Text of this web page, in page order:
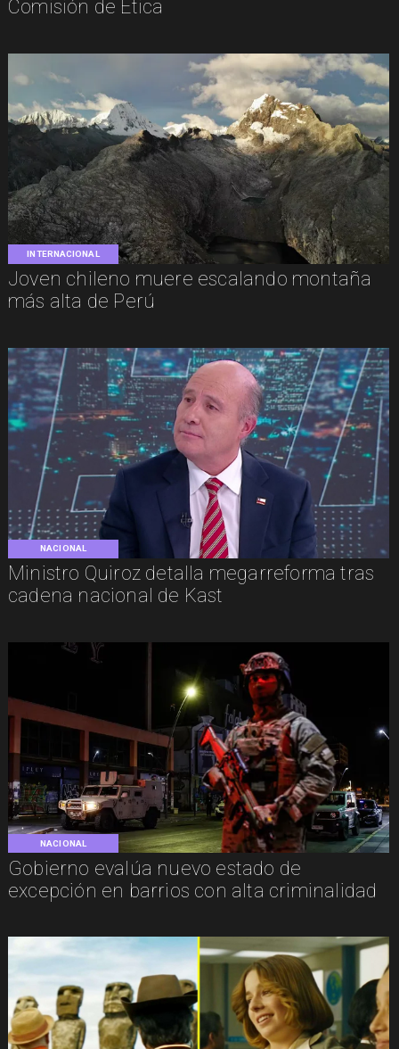
Comisión de Ética
INTERNACIONAL
Joven chileno muere escalando montaña
más alta de Perú
NACIONAL
Ministro Quiroz detalla megarreforma tras
cadena nacional de Kast
NACIONAL
Gobierno evalúa nuevo estado de
excepción en barrios con alta criminalidad